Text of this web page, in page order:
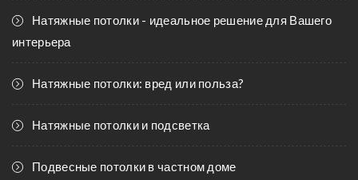
Натяжные потолки - идеальное решение для Вашего
интерьера
Натяжные потолки: вред или польза?
Натяжные потолки и подсветка
Подвесные потолки в частном доме